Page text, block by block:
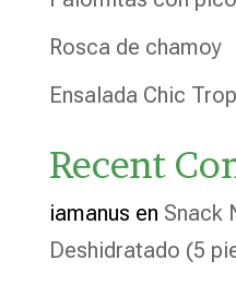
Rosca de chamoy
Ensalada Chic
Recent
iamanus en Snack
Deshidratado (5